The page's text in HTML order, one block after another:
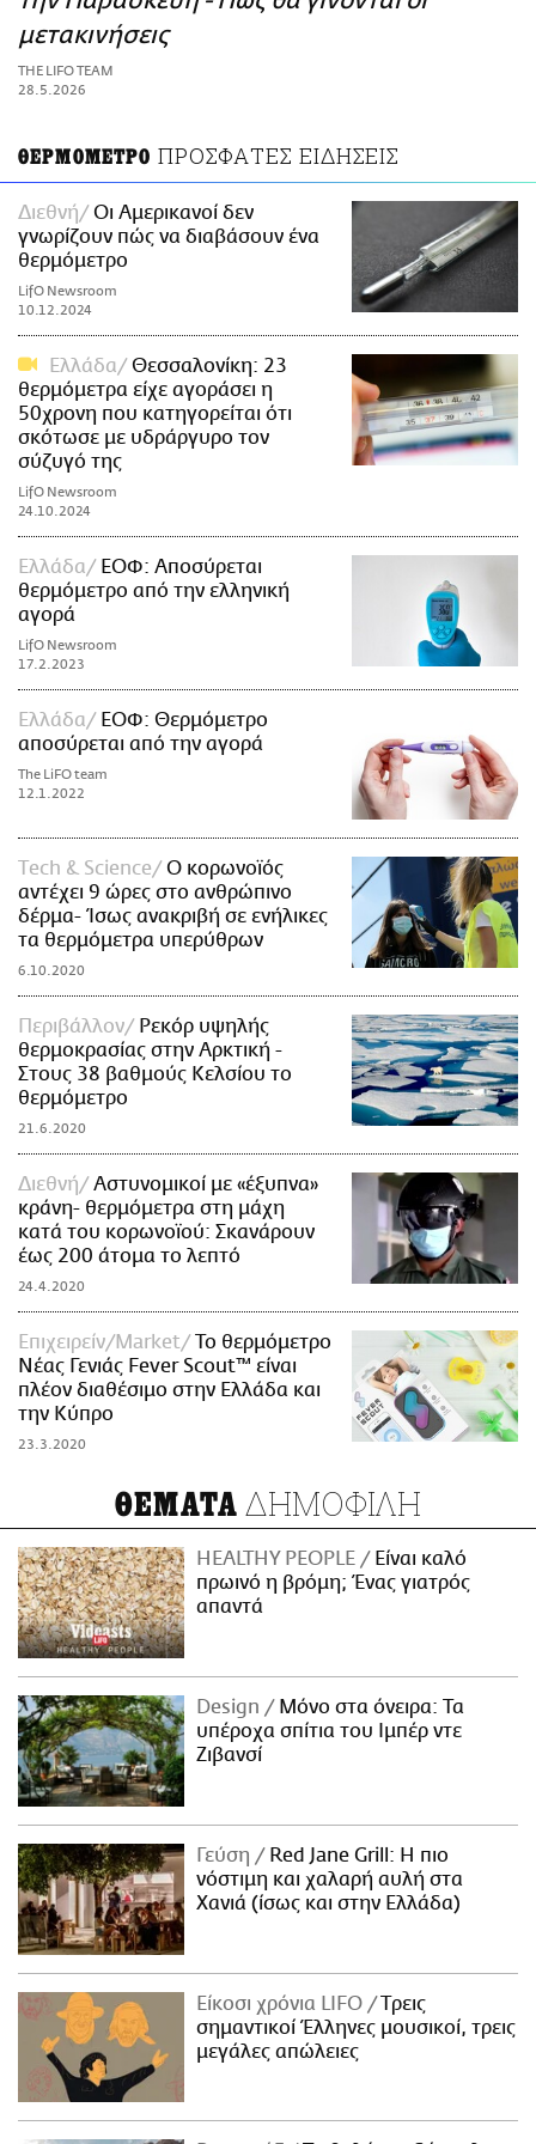
ΑΜΠΑ
PRINT
μετακινήσεις
THE LIFO TEAM
28.5.2026
ΘΕΡΜΟΜΕΤΡΟ ΠΡΟΣΦΑΤΕΣ ΕΙΔΗΣΕΙΣ
Διεθνή
Οι Αμερικανοί δεν
γνωρίζουν πώς να διαβάσουν ένα
θερμόμετρο
LifO Newsroom
10.12.2024
Ελλάδα
Θεσσαλονίκη: 23
θερμόμετρα είχε αγοράσει η
50χρονη που κατηγορείται ότι
σκότωσε με υδράργυρο τον
σύζυγό της
LifO Newsroom
24.10.2024
Ελλάδα
ΕΟΦ: Αποσύρεται
θερμόμετρο από την ελληνική
αγορά
LifO Newsroom
17.2.2023
Ελλάδα
ΕΟΦ: Θερμόμετρο
αποσύρεται από την αγορά
The LiFO team
12.1.2022
Τech & Science
Ο κορωνοϊός
αντέχει 9 ώρες στο ανθρώπινο
δέρμα- Ίσως ανακριβή σε ενήλικες
τα θερμόμετρα υπερύθρων
6.10.2020
Περιβάλλον
Ρεκόρ υψηλής
θερμοκρασίας στην Αρκτική -
Στους 38 βαθμούς Κελσίου το
θερμόμετρο
21.6.2020
Διεθνή
Αστυνομικοί με «έξυπνα»
κράνη- θερμόμετρα στη μάχη
κατά του κορωνοϊού: Σκανάρουν
έως 200 άτομα το λεπτό
24.4.2020
Επιχειρείν/Market
Το θερμόμετρο
Νέας Γενιάς Fever Scout™ είναι
πλέον διαθέσιμο στην Ελλάδα και
την Κύπρο
23.3.2020
ΘΕΜΑΤΑ ΔΗΜΟΦΙΛΗ
HEALTHY PEOPLE
Είναι καλό
πρωινό η βρόμη; Ένας γιατρός
απαντά
Design
Μόνο στα όνειρα: Τα
υπέροχα σπίτια του Ιμπέρ ντε
Ζιβανσί
Γεύση
Red Jane Grill: Η πιο
νόστιμη και χαλαρή αυλή στα
Χανιά (ίσως και στην Ελλάδα)
Είκοσι χρόνια LIFO
Tρεις
σημαντικοί Έλληνες μουσικοί, τρεις
μεγάλες απώλειες